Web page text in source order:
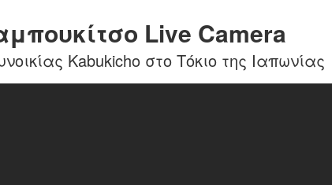
Live Camera
Kabukicho στο Τόκιο της Ιαπωνίας